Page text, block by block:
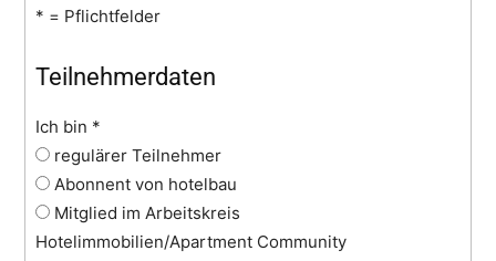
* = Pflichtfelder
Teilnehmerdaten
Ich bin *
regulärer Teilnehmer
Abonnent von hotelbau
Mitglied im Arbeitskreis
Hotelimmobilien/Apartment Community